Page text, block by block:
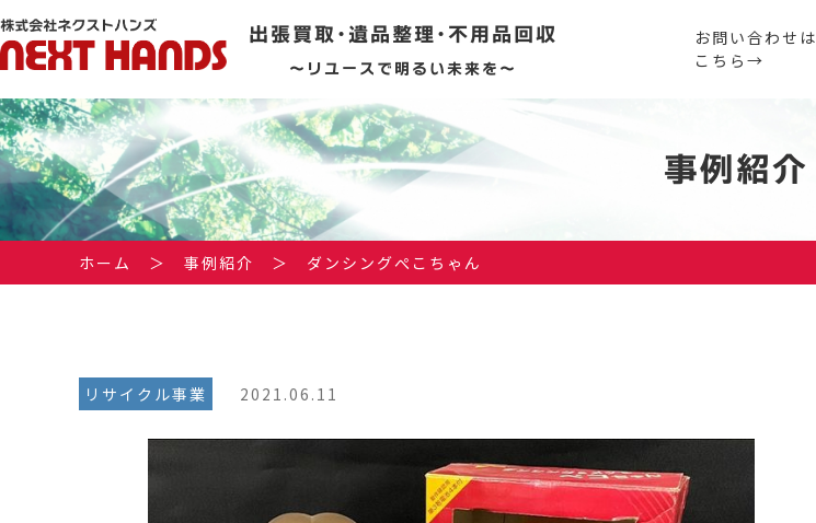
出張買取･遺品整理･不用品回収
～リユースで明るい未来を～
お問い合わせは
こちら→
事例紹介
ホーム ＞ 事例紹介 ＞ ダンシングぺこちゃん
リサイクル事業 2021.06.11